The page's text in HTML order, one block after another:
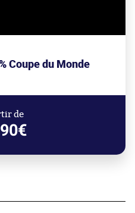
Coupe du Monde
de